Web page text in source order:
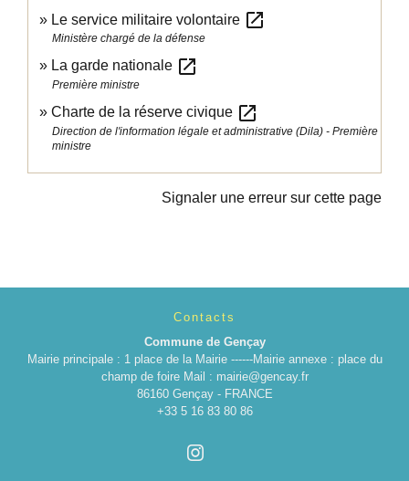
Le service militaire volontaire open_in_new
Ministère chargé de la défense
La garde nationale open_in_new
Première ministre
Charte de la réserve civique open_in_new
Direction de l'information légale et administrative (Dila) - Première
ministre
Signaler une erreur sur cette page
Contacts
Commune de Gençay
Mairie principale : 1 place de la Mairie ------Mairie annexe : place du
champ de foire Mail : mairie@gencay.fr
86160 Gençay - FRANCE
+33 5 16 83 80 86